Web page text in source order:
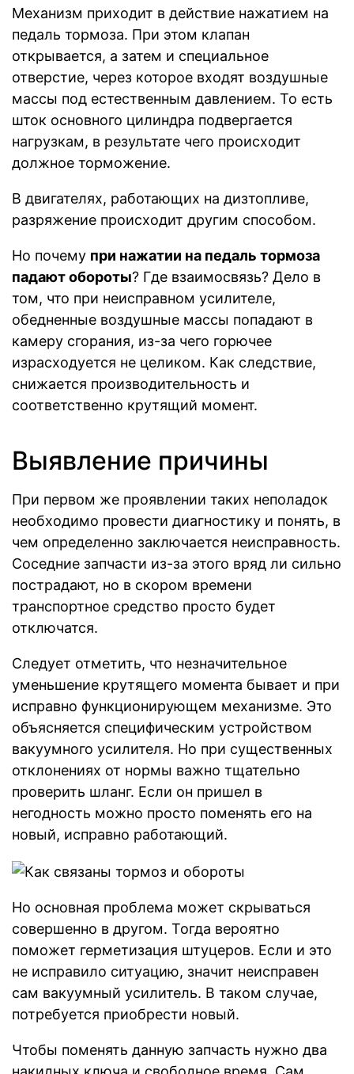
Механизм приходит в действие нажатием на
педаль тормоза. При этом клапан
открывается, а затем и специальное
отверстие, через которое входят воздушные
массы под естественным давлением. То есть
шток основного цилиндра подвергается
нагрузкам, в результате чего происходит
должное торможение.
В двигателях, работающих на дизтопливе,
разряжение происходит другим способом.
Но почему при нажатии на педаль тормоза
падают обороты? Где взаимосвязь? Дело в
том, что при неисправном усилителе,
обедненные воздушные массы попадают в
камеру сгорания, из-за чего горючее
израсходуется не целиком. Как следствие,
снижается производительность и
соответственно крутящий момент.
Выявление причины
При первом же проявлении таких неполадок
необходимо провести диагностику и понять, в
чем определенно заключается неисправность.
Соседние запчасти из-за этого вряд ли сильно
пострадают, но в скором времени
транспортное средство просто будет
отключатся.
Следует отметить, что незначительное
уменьшение крутящего момента бывает и при
исправно функционирующем механизме. Это
объясняется специфическим устройством
вакуумного усилителя. Но при существенных
отклонениях от нормы важно тщательно
проверить шланг. Если он пришел в
негодность можно просто поменять его на
новый, исправно работающий.
Но основная проблема может скрываться
совершенно в другом. Тогда вероятно
поможет герметизация штуцеров. Если и это
не исправило ситуацию, значит неисправен
сам вакуумный усилитель. В таком случае,
потребуется приобрести новый.
Чтобы поменять данную запчасть нужно два